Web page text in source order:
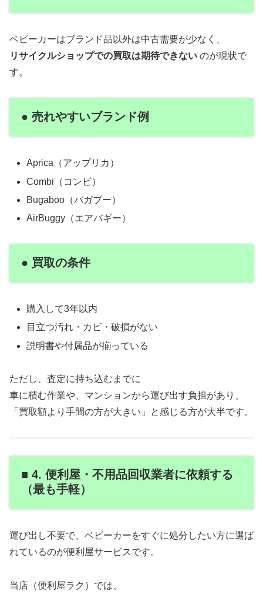
ベビーカーはブランド品以外は中古需要が少なく、
リサイクルショップでの買取は期待できない のが現状で
す。
● 売れやすいブランド例
Aprica（アップリカ）
Combi（コンビ）
Bugaboo（バガブー）
AirBuggy（エアバギー）
● 買取の条件
購入して3年以内
目立つ汚れ・カビ・破損がない
説明書や付属品が揃っている
ただし、査定に持ち込むまでに
車に積む作業や、マンションから運び出す負担があり、
「買取額より手間の方が大きい」と感じる方が大半です。
■ 4. 便利屋・不用品回収業者に依頼する
（最も手軽）
運び出し不要で、ベビーカーをすぐに処分したい方に選ば
れているのが便利屋サービスです。
当店（便利屋ラク）では、